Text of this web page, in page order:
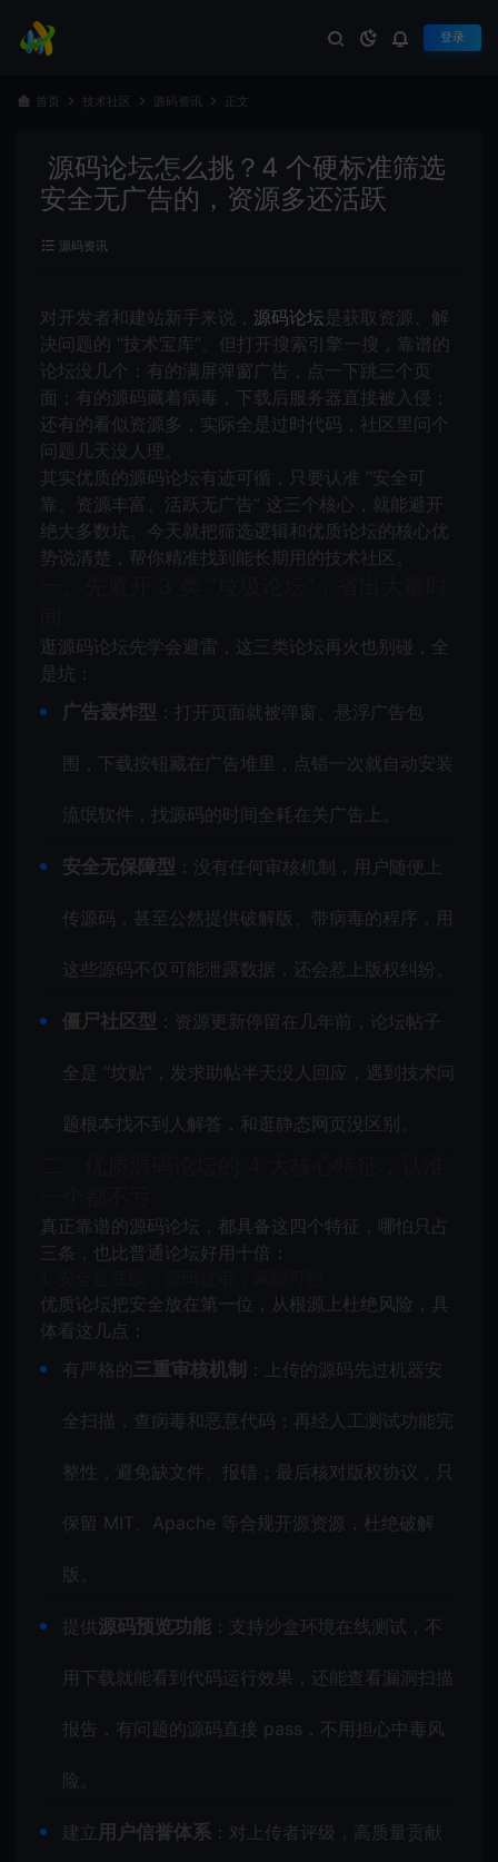
登录
首页 技术社区 源码资讯 正文
源码论坛怎么挑？4 个硬标准筛选
安全无广告的，资源多还活跃
源码资讯
对开发者和建站新手来说， 源码论坛 是获取资源、解
决问题的 “技术宝库”。但打开搜索引擎一搜，靠谱的
论坛没几个：有的满屏弹窗广告，点一下跳三个页
面；有的源码藏着病毒，下载后服务器直接被入侵；
还有的看似资源多，实际全是过时代码，社区里问个
问题几天没人理。
其实优质的源码论坛有迹可循，只要认准 “安全可
靠、资源丰富、活跃无广告” 这三个核心，就能避开
绝大多数坑。今天就把筛选逻辑和优质论坛的核心优
势说清楚，帮你精准找到能长期用的技术社区。
逛源码论坛先学会避雷，这三类论坛再火也别碰，全
是坑：
广告轰炸型 ：打开页面就被弹窗、悬浮广告包
围，下载按钮藏在广告堆里，点错一次就自动安装
流氓软件，找源码的时间全耗在关广告上。
安全无保障型 ：没有任何审核机制，用户随便上
传源码，甚至公然提供破解版、带病毒的程序，用
这些源码不仅可能泄露数据，还会惹上版权纠纷。
僵尸社区型 ：资源更新停留在几年前，论坛帖子
全是 “坟贴”，发求助帖半天没人回应，遇到技术问
题根本找不到人解答，和逛静态网页没区别。
真正靠谱的源码论坛，都具备这四个特征，哪怕只占
三条，也比普通论坛好用十倍：
优质论坛把安全放在第一位，从根源上杜绝风险，具
体看这几点：
有严格的三重审核机制 ：上传的源码先过机器安
全扫描，查病毒和恶意代码；再经人工测试功能完
整性，避免缺文件、报错；最后核对版权协议，只
保留 MIT、Apache 等合规开源资源，杜绝破解
版。
提供源码预览功能 ：支持沙盒环境在线测试，不
用下载就能看到代码运行效果，还能查看漏洞扫描
报告，有问题的源码直接 pass，不用担心中毒风
险。
建立 用户信誉体系 ：对上传者评级，高质量贡献